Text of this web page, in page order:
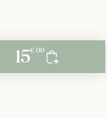
15€ 00